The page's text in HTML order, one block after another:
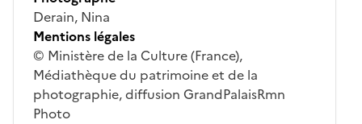
Derain, Nina
Mentions légales
© Ministère de la Culture (France),
Médiathèque du patrimoine et de la
photographie, diffusion GrandPalaisRmn
Photo